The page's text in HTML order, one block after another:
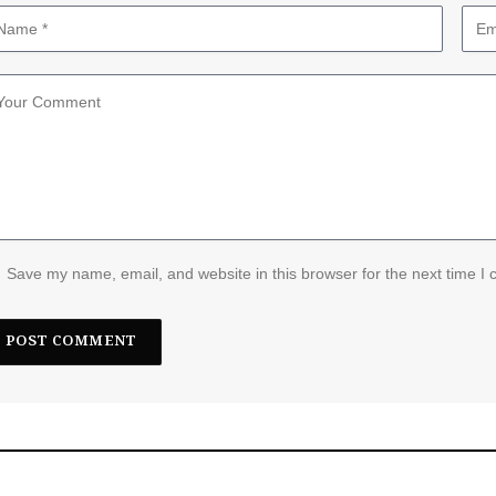
Save my name, email, and website in this browser for the next time I